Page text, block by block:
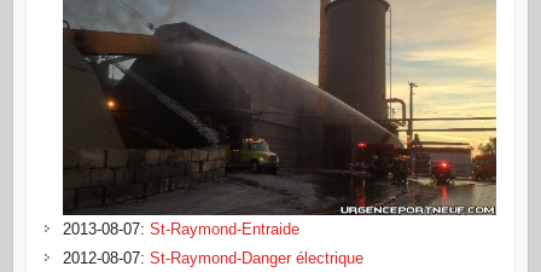
2013-08-07: St-Raymond-Entraide
2012-08-07: St-Raymond-Danger électrique